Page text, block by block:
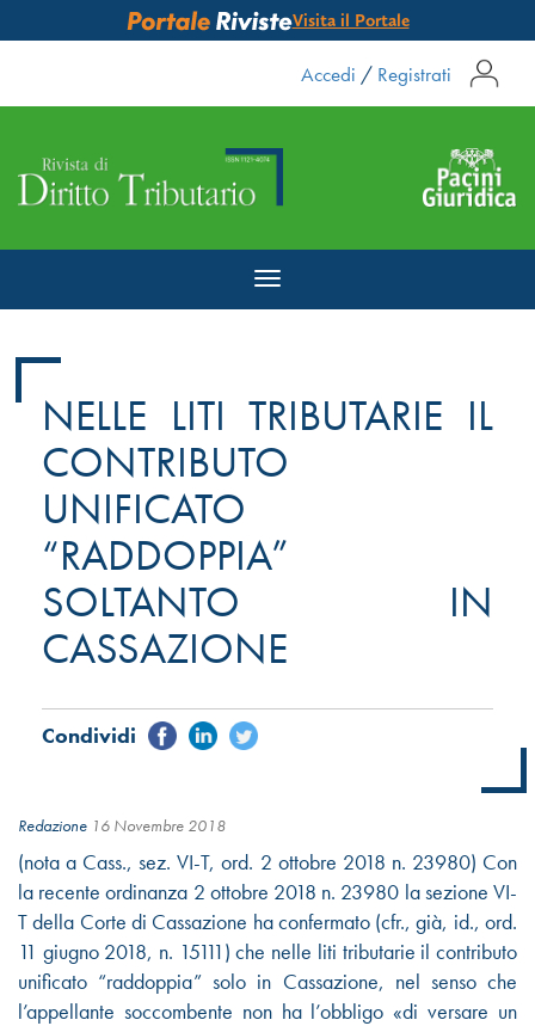
Visita il Portale
Accedi / Registrati
Toggle
navigation
NELLE LITI TRIBUTARIE IL
CONTRIBUTO
UNIFICATO
“RADDOPPIA”
SOLTANTO IN
CASSAZIONE
Redazione 16 Novembre 2018
(nota a Cass., sez. VI-T, ord. 2 ottobre 2018 n. 23980) Con
la recente ordinanza 2 ottobre 2018 n. 23980 la sezione VI-
T della Corte di Cassazione ha confermato (cfr., già, id., ord.
11 giugno 2018, n. 15111) che nelle liti tributarie il contributo
unificato “raddoppia” solo in Cassazione, nel senso che
l’appellante soccombente non ha l’obbligo «di versare un